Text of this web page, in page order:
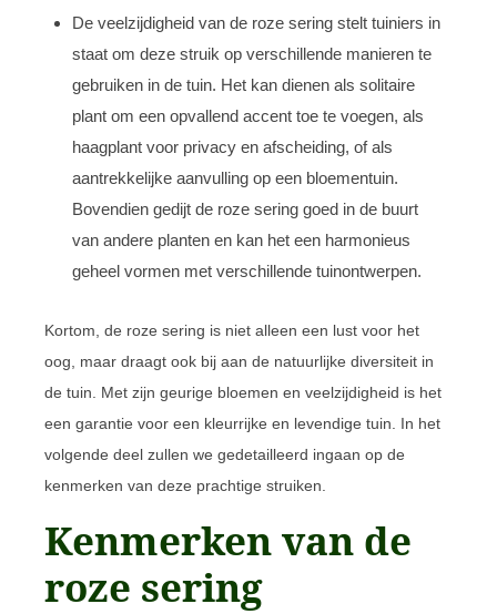
De veelzijdigheid van de roze sering stelt tuiniers in
staat om deze struik op verschillende manieren te
gebruiken in de tuin. Het kan dienen als solitaire
plant om een opvallend accent toe te voegen, als
haagplant voor privacy en afscheiding, of als
aantrekkelijke aanvulling op een bloementuin.
Bovendien gedijt de roze sering goed in de buurt
van andere planten en kan het een harmonieus
geheel vormen met verschillende tuinontwerpen.
Kortom, de roze sering is niet alleen een lust voor het
oog, maar draagt ook bij aan de natuurlijke diversiteit in
de tuin. Met zijn geurige bloemen en veelzijdigheid is het
een garantie voor een kleurrijke en levendige tuin. In het
volgende deel zullen we gedetailleerd ingaan op de
kenmerken van deze prachtige struiken.
Kenmerken van de
roze sering